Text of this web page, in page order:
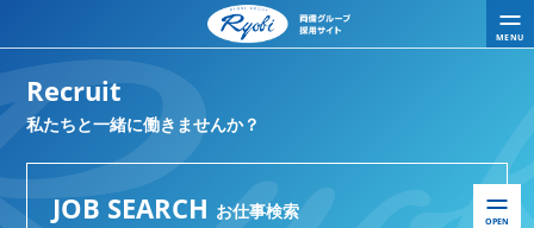
Recruit
私たちと一緒に働きませんか？
JOB SEARCH お仕事検索 OPEN
MENU